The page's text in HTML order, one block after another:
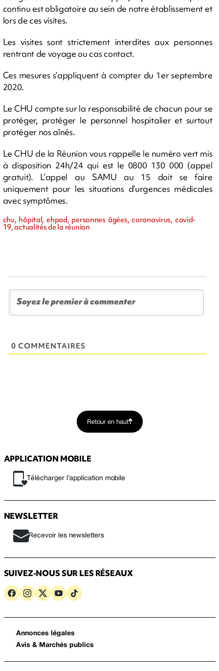
continu est obligatoire au sein de notre établissement et
lors de ces visites.
Les visites sont strictement interdites aux personnes
rentrant de voyage ou cas contact.
Ces mesures s’appliquent à compter du 1er septembre
2020.
Le CHU compte sur la responsabilité de chacun pour se
protéger, protéger le personnel hospitalier et surtout
protéger nos aînés.
Le CHU de la Réunion vous rappelle le numéro vert mis
à disposition 24h/24 qui est le 0800 130 000 (appel
gratuit). L’appel au SAMU au 15 doit se faire
uniquement pour les situations d’urgences médicales
avec symptômes.
chu, hôpital, ehpad, personnes âgées, coronavirus, covid-
19, actualités de la réunion
0 COMMENTAIRES
Retour en haut
APPLICATION MOBILE
Télécharger l’application mobile
NEWSLETTER
Recevoir les newsletters
SUIVEZ-NOUS SUR LES RÉSEAUX
Annonces légales
Avis & Marchés publics